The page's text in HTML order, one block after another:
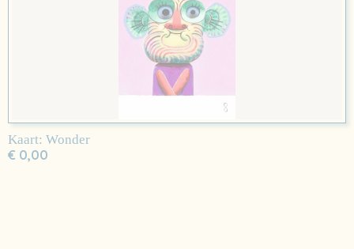
Kaart: Wonder
€ 0,00